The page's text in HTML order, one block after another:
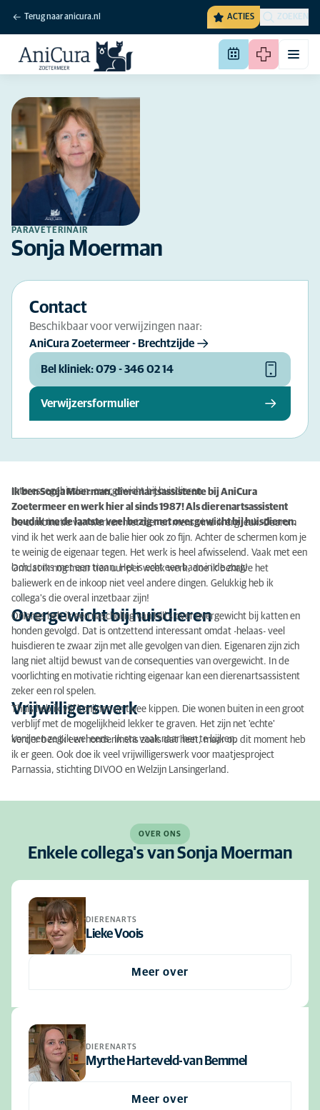
Terug naar anicura.nl ACTIES ZOEKEN
PARAVETERINAIR
Sonja Moerman
Contact
Beschikbaar voor verwijzingen naar:
AniCura Zoetermeer - Brechtzijde
Bel kliniek: 079 - 346 02 14
Verwijzersformulier
Interessegebieden: overgewicht bij huisdieren
Ik ben Sonja Moerman, dierenartsassistente bij AniCura
Zoetermeer en werk hier al sinds 1987! Als dierenartsassistent
houd ik me de laatste veel bezig met overgewicht bij huisdieren.
De combinatie van werken met dier en mens vind ik erg leuk. Daarom
vind ik het werk aan de balie hier ook zo fijn. Achter de schermen kom je
te weinig de eigenaar tegen. Het werk is heel afwisselend. Vaak met een
lach, soms met een traan. Het is echt een baan in de zorg!
Omdat ik nog maar tien uur per week werk, doe ik behalve het
baliewerk en de inkoop niet veel andere dingen. Gelukkig heb ik
collega's die overal inzetbaar zijn!
Overgewicht bij huisdieren
Onlangs heb ik een nascholing van Hill's over overgewicht bij katten en
honden gevolgd. Dat is ontzettend interessant omdat -helaas- veel
huisdieren te zwaar zijn met alle gevolgen van dien. Eigenaren zijn zich
lang niet altijd bewust van de consequenties van overgewicht. In de
voorlichting en motivatie richting eigenaar kan een dierenartsassistent
zeker een rol spelen.
Vrijwilligerswerk
Thuis heb ik vijf konijnen en twee kippen. Die wonen buiten in een groot
verblijf met de mogelijkheid lekker te graven. Het zijn net 'echte'
konijnen zeg ik wel eens. Ik sta vaak naar hen te kijken.
Verder ben ik een hondenmens zoals dat heet, maar op dit moment heb
ik er geen. Ook doe ik veel vrijwilligerswerk voor maatjesproject
Parnassia, stichting DIVOO en Welzijn Lansingerland.
OVER ONS
Enkele collega's van Sonja Moerman
DIERENARTS
Lieke Voois
Meer over
DIERENARTS
Myrthe Harteveld-van Bemmel
Meer over